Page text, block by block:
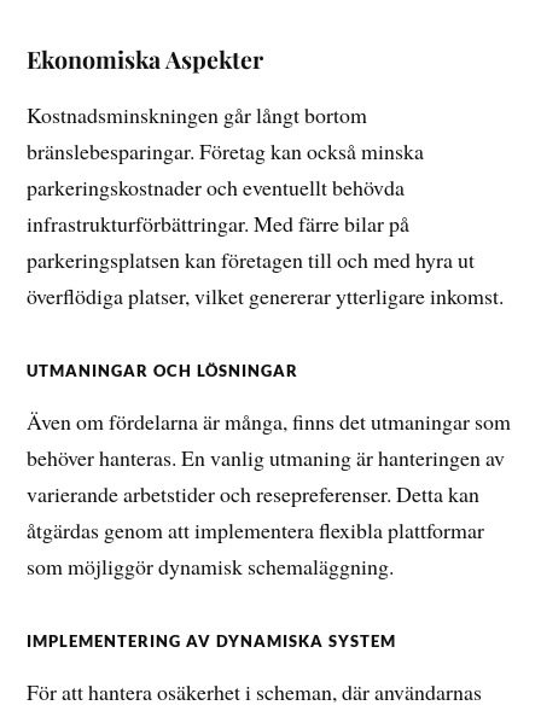
Ekonomiska Aspekter
Kostnadsminskningen går långt bortom
bränslebesparingar. Företag kan också minska
parkeringskostnader och eventuellt behövda
infrastrukturförbättringar. Med färre bilar på
parkeringsplatsen kan företagen till och med hyra ut
överflödiga platser, vilket genererar ytterligare inkomst.
UTMANINGAR OCH LÖSNINGAR
Även om fördelarna är många, finns det utmaningar som
behöver hanteras. En vanlig utmaning är hanteringen av
varierande arbetstider och resepreferenser. Detta kan
åtgärdas genom att implementera flexibla plattformar
som möjliggör dynamisk schemaläggning.
IMPLEMENTERING AV DYNAMISKA SYSTEM
För att hantera osäkerhet i scheman, där användarnas